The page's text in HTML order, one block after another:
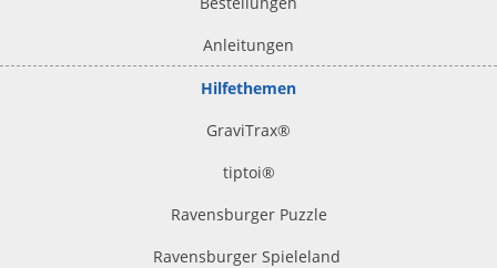
Anleitungen
Hilfethemen
GraviTrax®
tiptoi®
Ravensburger Puzzle
Ravensburger Spieleland